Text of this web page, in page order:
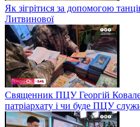
Як зігрітися за допомогою
Литвинової
Священник ПЦУ Георгій
патріархату і чи буде ПЦУ